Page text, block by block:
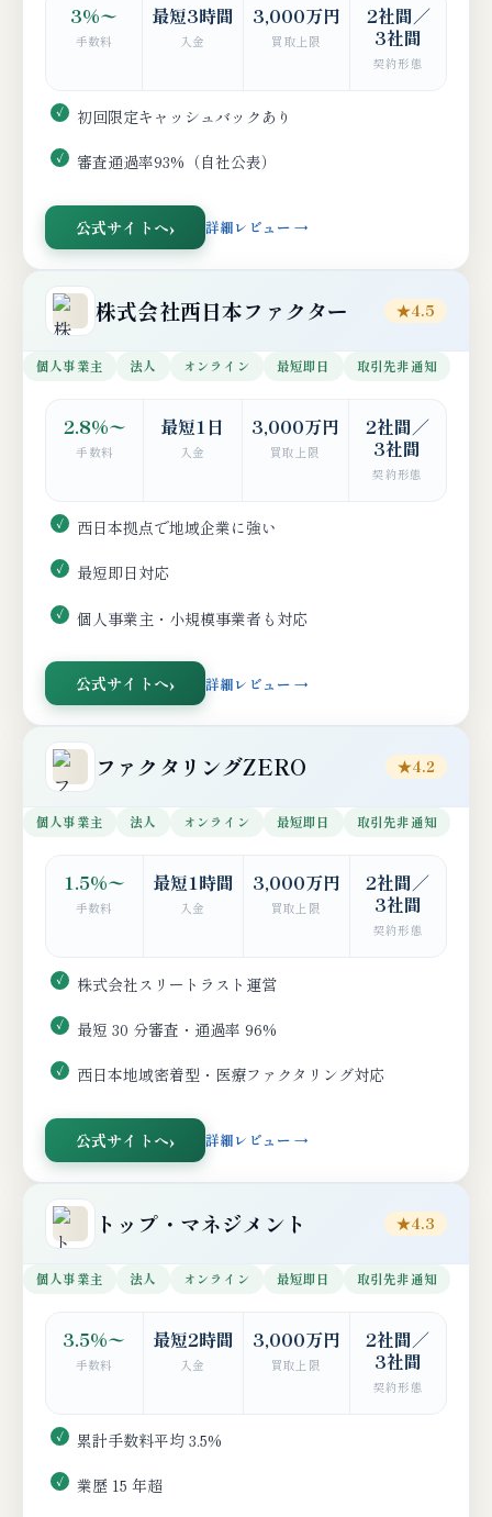
3%〜
手数料
最短3時間
入金
3,000万円
買取上限
2社間／
3社間
契約形態
初回限定キャッシュバックあり
審査通過率93%（自社公表）
公式サイトへ 詳細レビュー →
株式会社西日本ファクター ★4.5
個人事業主 法人 オンライン 最短即日 取引先非通知
2.8%〜
手数料
最短1日
入金
3,000万円
買取上限
2社間／
3社間
契約形態
西日本拠点で地域企業に強い
最短即日対応
個人事業主・小規模事業者も対応
公式サイトへ 詳細レビュー →
ファクタリングZERO ★4.2
個人事業主 法人 オンライン 最短即日 取引先非通知
1.5%〜
手数料
最短1時間
入金
3,000万円
買取上限
2社間／
3社間
契約形態
株式会社スリートラスト運営
最短 30 分審査・通過率 96%
西日本地域密着型・医療ファクタリング対応
公式サイトへ 詳細レビュー →
トップ・マネジメント ★4.3
個人事業主 法人 オンライン 最短即日 取引先非通知
3.5%〜
手数料
最短2時間
入金
3,000万円
買取上限
2社間／
3社間
契約形態
累計手数料平均 3.5%
業歴 15 年超